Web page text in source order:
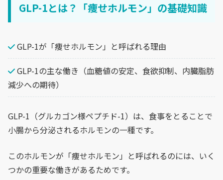
GLP-1とは？「痩せホルモン」の基礎知識
GLP-1が「痩せホルモン」と呼ばれる理由
GLP-1の主な働き（血糖値の安定、食欲抑制、内臓脂肪
減少への期待）
GLP-1（グルカゴン様ペプチド-1）は、食事をとることで
小腸から分泌されるホルモンの一種です。
このホルモンが「痩せホルモン」と呼ばれるのには、いく
つかの重要な働きがあるためです。